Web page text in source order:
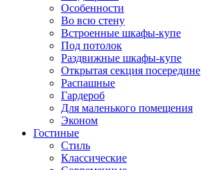
Особенности
Во всю стену
Встроенные шкафы-купе
Под потолок
Раздвижные шкафы-купе
Открытая секция посередине
Распашные
Гардероб
Для маленького помещения
Эконом
Гостиные
Стиль
Классические